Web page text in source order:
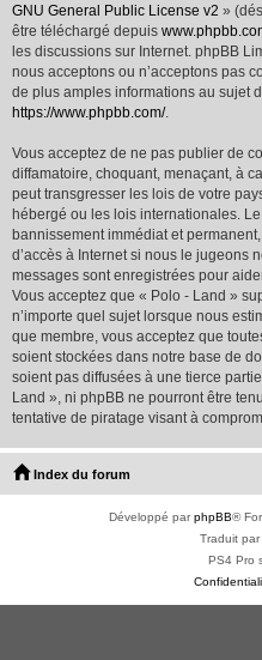
GNU General Public License v2 »
être téléchargé depuis
les discussions sur Internet. phpBB
nous acceptons ou n’acceptons pas
de plus amples informations au sujet
https://www.phpbb.com/.
Vous acceptez de ne pas publier de
diffamatoire, choquant, menaçant, à
peut transgresser les lois de votre
hébergé ou les lois internationales.
bannissement immédiat et
d’accès à Internet si nous le jugeons
messages sont enregistrées pour
Vous acceptez que « Polo - Land »
n’importe quel sujet lorsque nous
que membre, vous acceptez que
soient stockées dans notre base de
soient pas diffusées à une tierce
Land », ni phpBB ne pourront être
tentative de piratage visant à
Index du forum
Développé parphpBB®
Traduit par
PS4 Pro